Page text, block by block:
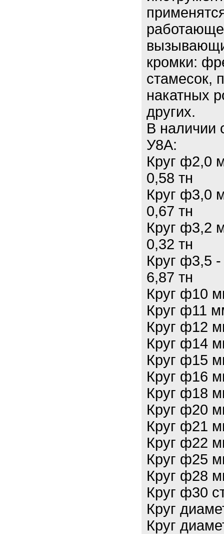
кромки:
стамесок,
накатных
других.
В наличии
У8А:
Круг ф2,0
0,58 тн
Круг ф3,0
0,67 тн
Круг ф3,2
0,32 тн
Круг ф3,5
6,87 тн
Круг ф10
Круг ф11
Круг ф12
Круг ф14
Круг ф15
Круг ф16
Круг ф18
Круг ф20
Круг ф21
Круг ф22
Круг ф25
Круг ф28
Круг ф30
Круг
Круг